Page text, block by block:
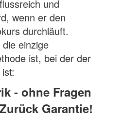
und
wenn er den
durchläuft.
einzige
ist, bei der der
- ohne Fragen
Garantie!